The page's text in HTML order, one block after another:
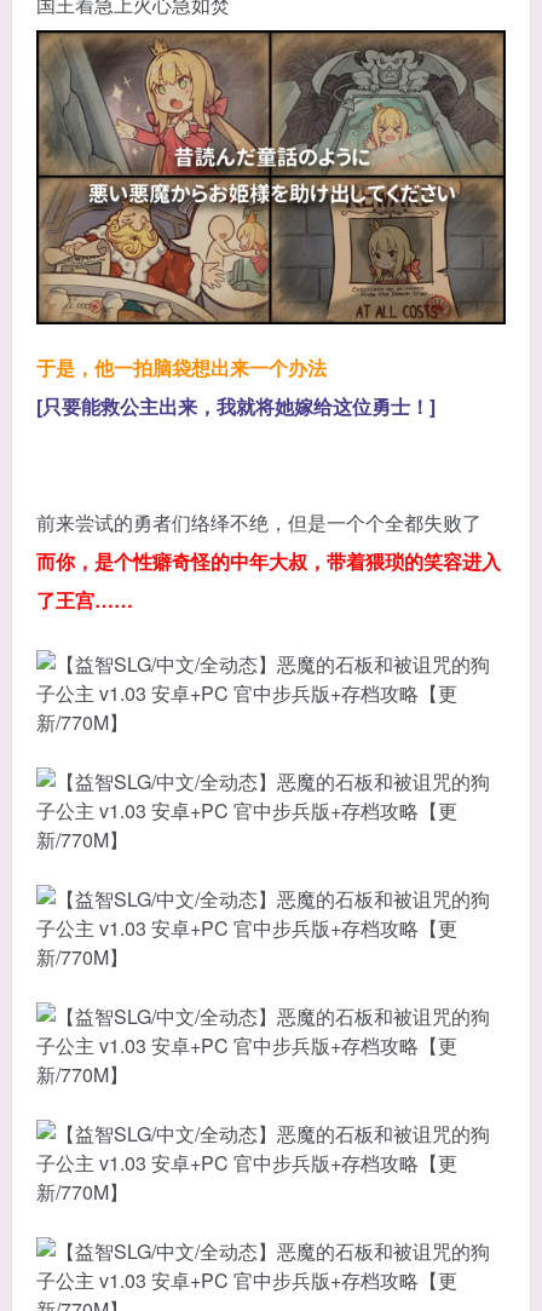
于是，他一拍脑袋想出来一个办法
[只要能救公主出来，我就将她嫁给这位勇士！]
前来尝试的勇者们络绎不绝，但是一个个全都失败了
而你，是个性癖奇怪的中年大叔，带着猥琐的笑容进入
了王宫……